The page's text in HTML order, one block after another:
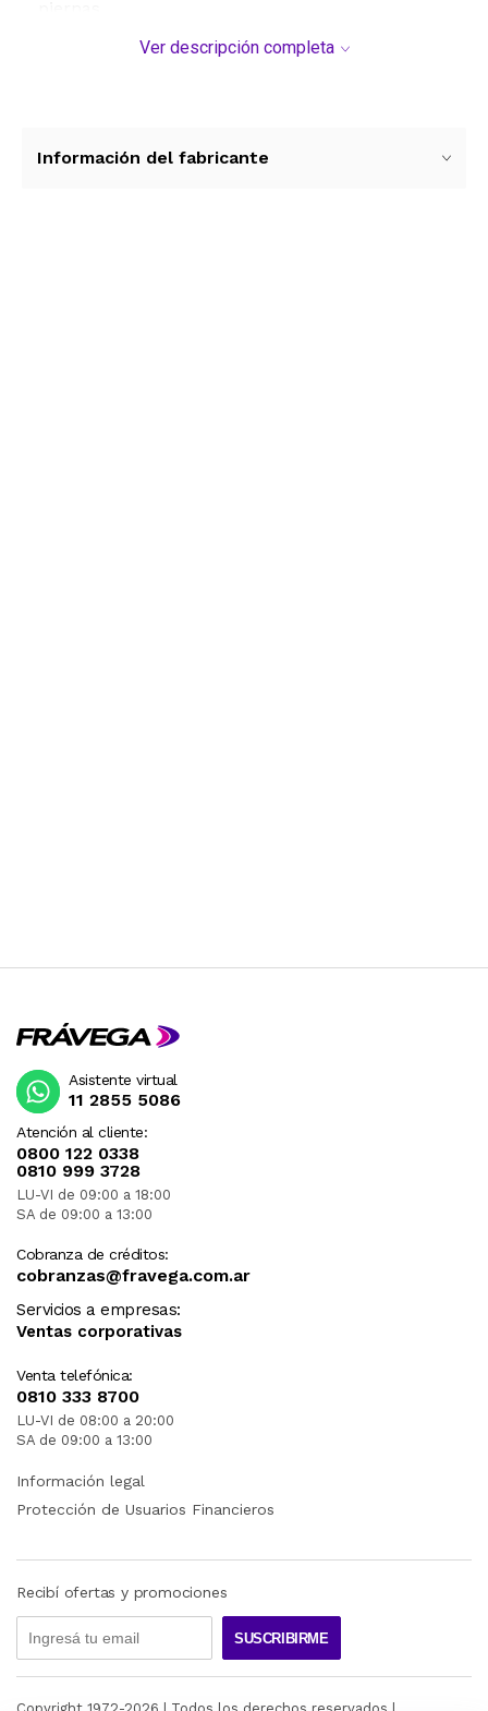
El confort no se queda atras gracias a su cojin
un uso prolongado. Ademas, su diseño
Ver descripción completa
Información del fabricante
Atención al cliente:
0800 122 0338
0810 999 3728
LU-VI de 09:00 a 18:00
SA de 09:00 a 13:00
Cobranza de créditos:
cobranzas@fravega.com.ar
Servicios a empresas:
Ventas corporativas
Venta telefónica:
0810 333 8700
LU-VI de 08:00 a 20:00
SA de 09:00 a 13:00
Asistente virtual
11 2855 5086
Información legal
Protección de Usuarios Financieros
Recibí ofertas y promociones
SUSCRIBIRME